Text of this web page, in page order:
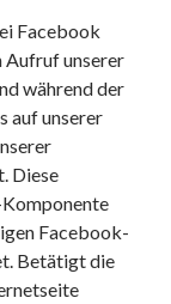
Facebook
Aufruf unserer
während der
auf unserer
Diese
Facebook-
Betätigt die